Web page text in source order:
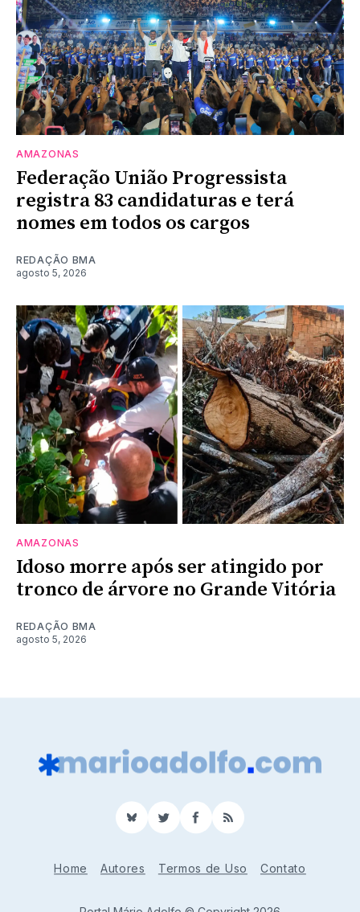
AMAZONAS
Federação União Progressista
registra 83 candidaturas e terá
nomes em todos os cargos
REDAÇÃO BMA
agosto 5, 2026
AMAZONAS
Idoso morre após ser atingido por
tronco de árvore no Grande Vitória
REDAÇÃO BMA
agosto 5, 2026
BlueSkyTwitterFacebook
RSS
Home Autores Termos de Uso Contato